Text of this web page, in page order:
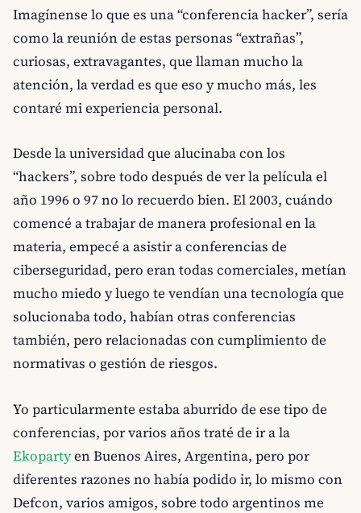
Imagínense lo que es una “conferencia hacker”, sería
como la reunión de estas personas “extrañas”,
curiosas, extravagantes, que llaman mucho la
atención, la verdad es que eso y mucho más, les
contaré mi experiencia personal.
Desde la universidad que alucinaba con los
“hackers”, sobre todo después de ver la película el
año 1996 o 97 no lo recuerdo bien. El 2003, cuándo
comencé a trabajar de manera profesional en la
materia, empecé a asistir a conferencias de
ciberseguridad, pero eran todas comerciales, metían
mucho miedo y luego te vendían una tecnología que
solucionaba todo, habían otras conferencias
también, pero relacionadas con cumplimiento de
normativas o gestión de riesgos.
Yo particularmente estaba aburrido de ese tipo de
conferencias, por varios años traté de ir a la
Ekopartyen Buenos Aires, Argentina, pero por
diferentes razones no había podido ir, lo mismo con
Defcon, varios amigos, sobre todo argentinos me